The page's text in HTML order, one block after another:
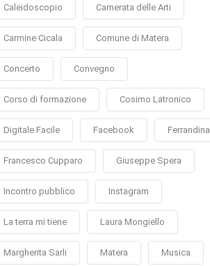
Caleidoscopio Camerata delle Arti
Carmine Cicala Comune di Matera
Concerto Convegno
Corso di formazione Cosimo Latronico
Digitale Facile Facebook Ferrandina
Francesco Cupparo Giuseppe Spera
Incontro pubblico Instagram
La terra mi tiene Laura Mongiello
Margherita Sarli Matera Musica